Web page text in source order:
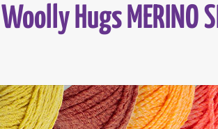
Woolly Hugs MERINO